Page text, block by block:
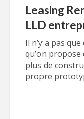
Leasing
LLD
Il n’y a pas
qu’on propose
plus de
propre